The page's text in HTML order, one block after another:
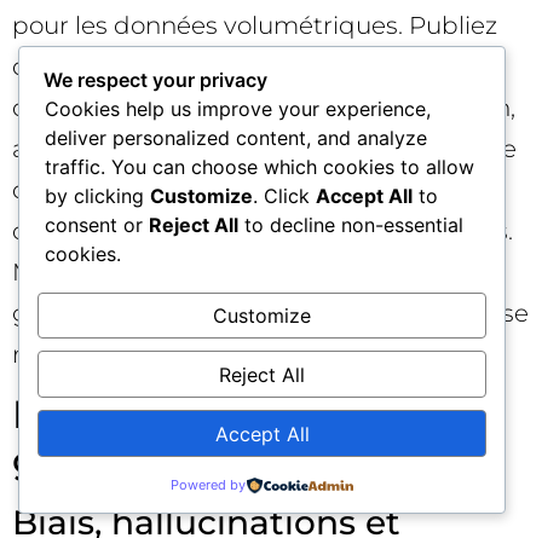
pour les données volumétriques. Publiez
des exemples d’usage, des schémas
d’entités et des glossaires sectoriels. Enfin,
accompagnez vos contenus d’un contexte
d’usage (limitations, conditions,
conformité) pour limiter les hallucinations.
Moins il y a d’ambiguïté, plus la réponse
générée est fidèle — et plus votre expertise
ressort dans l’écosystème des bots IA.
Risques, éthique et
gouvernance
Biais, hallucinations et
We respect your privacy
Cookies help us improve your experience,
deliver personalized content, and analyze
traffic. You can choose which cookies to allow
by clicking Customize. Click Accept All to
consent or Reject All to decline non-essential
cookies.
Customize
Reject All
Accept All
Powered by